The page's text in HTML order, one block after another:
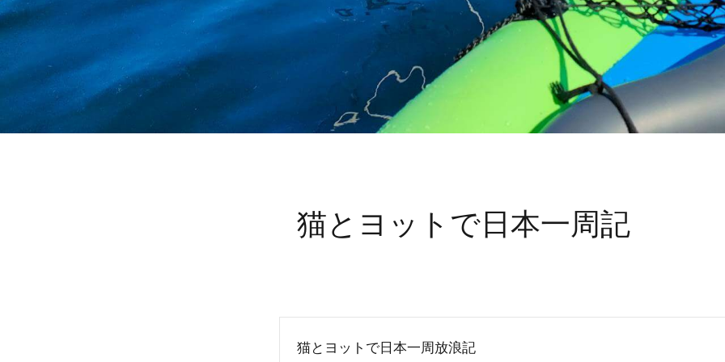
猫とヨットで日本一周記
猫とヨットで日本一周放浪記